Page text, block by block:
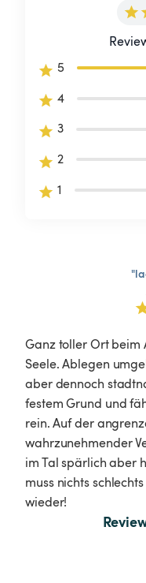
5
4
3
2
1
Ganz toller Ort beim
Seele. Ablegen
aber dennoch
festem Grund und
rein. Auf der
wahrzunehmender
im Tal spärlich aber
muss nichts
wieder!